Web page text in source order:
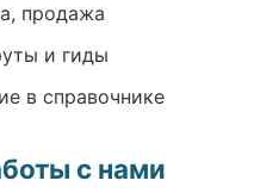
продажа
и гиды
в справочнике
с нами